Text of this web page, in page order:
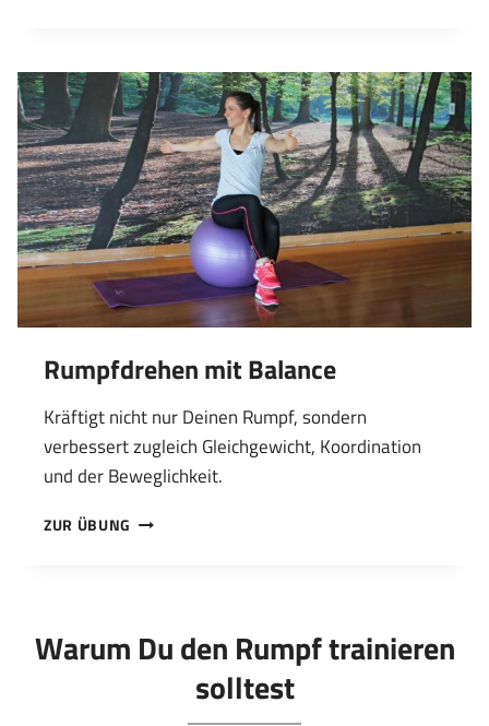
Rumpfdrehen mit Balance
Kräftigt nicht nur Deinen Rumpf, sondern
verbessert zugleich Gleichgewicht, Koordination
und der Beweglichkeit.
ZUR ÜBUNG RUMPFDREHEN
Warum Du den Rumpf trainieren
solltest